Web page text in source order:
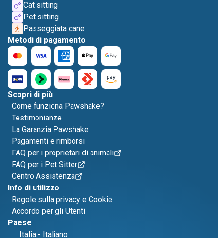
Cat sitting
Pet sitting
Passeggiata cane
Metodi di pagamento
Scopri di più
Come funziona Pawshake?
Testimonianze
La Garanzia Pawshake
Pagamenti e rimborsi
FAQ per i proprietari di animali
FAQ per i Pet Sitter
Centro Assistenza
Info di utilizzo
Regole sulla privacy e Cookie
Accordo per gli Utenti
Paese
Italia - Italiano